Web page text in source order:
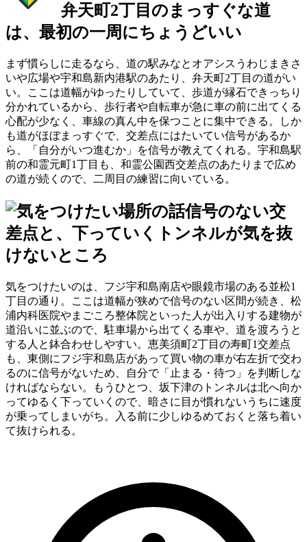
弁天町2丁目のまっすぐな道
は、最初の一周にちょうどいい
まず慣らしに走るなら、道の駅みなとオアシスうわじまきさ
いや広場や宇和島新内港駅のあたり、弁天町2丁目の道がい
い。ここは道幅がゆったりしていて、歩道が縁石できっちり
分かれているから、歩行者や自転車が急に車の前に出てくる
心配が少なく、車線の真ん中を保つことに集中できる。しか
も道がほぼまっすぐで、交差点にはたいてい信号があるか
ら、「自分がいつ進むか」を信号が教えてくれる。宇和島駅
前の和霊元町1丁目も、和霊公園西交差点のあたりまで広め
の道が続くので、二周目の練習に向いている。
信号のない交
差点と、下っていくトンネルが気を抜
けないところ
気をつけたいのは、フジ宇和島南店や眼鏡市場のある並松1
丁目の通り。ここは道幅が狭めで信号のない区間が続き、松
浦内科医院やまごころ整体院といった人が出入りする建物が
道沿いに並ぶので、駐車場から出てくる車や、道を渡ろうと
する人と鉢合わせしやすい。恵美須町2丁目の寿町1交差点
も、東側にフジ宇和島店があって買い物の車が右左折で交わ
るのに信号がないため、自分で「止まる・待つ」を判断しな
ければならない。もうひとつ、坂下津のトンネルは北へ向か
ってゆるく下っていくので、暗さに目が慣れないうちに速度
が乗ってしまいがち。入る前に少しゆるめておくと落ち着い
て抜けられる。